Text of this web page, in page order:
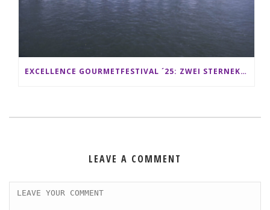
EXCELLENCE GOURMETFESTIVAL ´25: ZWEI STERNEKÖCHE ANTONIO GUIDA & DARIO MORESCO VERWÖHNEN IHRE GÄSTE AUF EINER LUXERIÖSEN SCHIFFSREISE
LEAVE A COMMENT